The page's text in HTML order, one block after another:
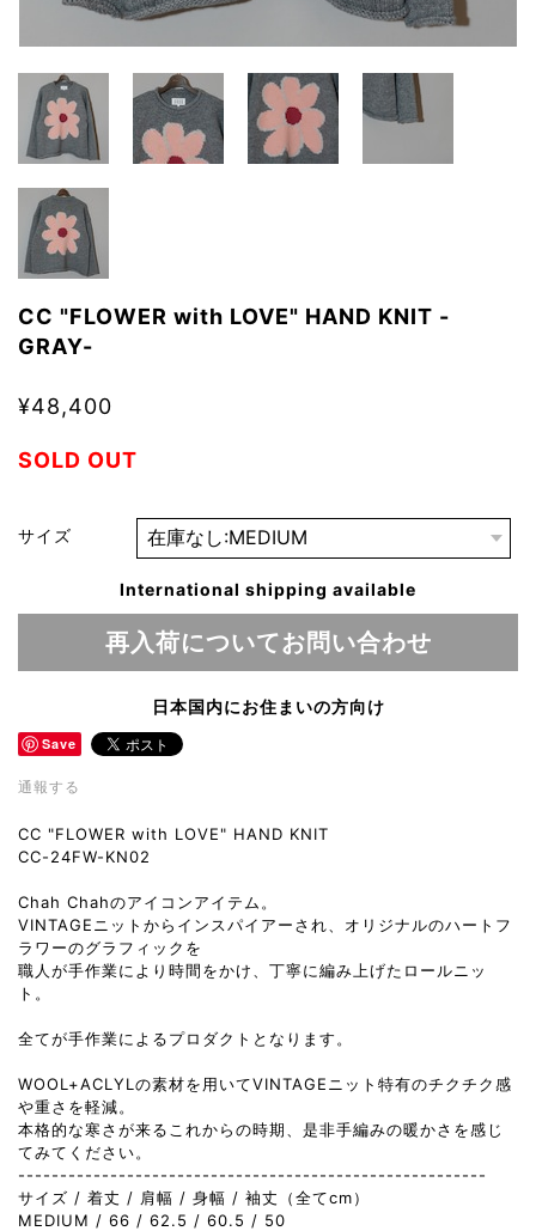
CC "FLOWER with LOVE" HAND KNIT -
GRAY-
¥48,400
SOLD OUT
サイズ
International shipping available
再入荷についてお問い合わせ
日本国内にお住まいの方向け
Save
通報する
CC "FLOWER with LOVE" HAND KNIT
CC-24FW-KN02
Chah Chahのアイコンアイテム。
VINTAGEニットからインスパイアーされ、オリジナルのハートフ
ラワーのグラフィックを
職人が手作業により時間をかけ、丁寧に編み上げたロールニッ
ト。
全てが手作業によるプロダクトとなります。
WOOL+ACLYLの素材を用いてVINTAGEニット特有のチクチク感
や重さを軽減。
本格的な寒さが来るこれからの時期、是非手編みの暖かさを感じ
てみてください。
--------------------------------------------------------
サイズ / 着丈 / 肩幅 / 身幅 / 袖丈（全てcm）
MEDIUM / 66 / 62.5 / 60.5 / 50